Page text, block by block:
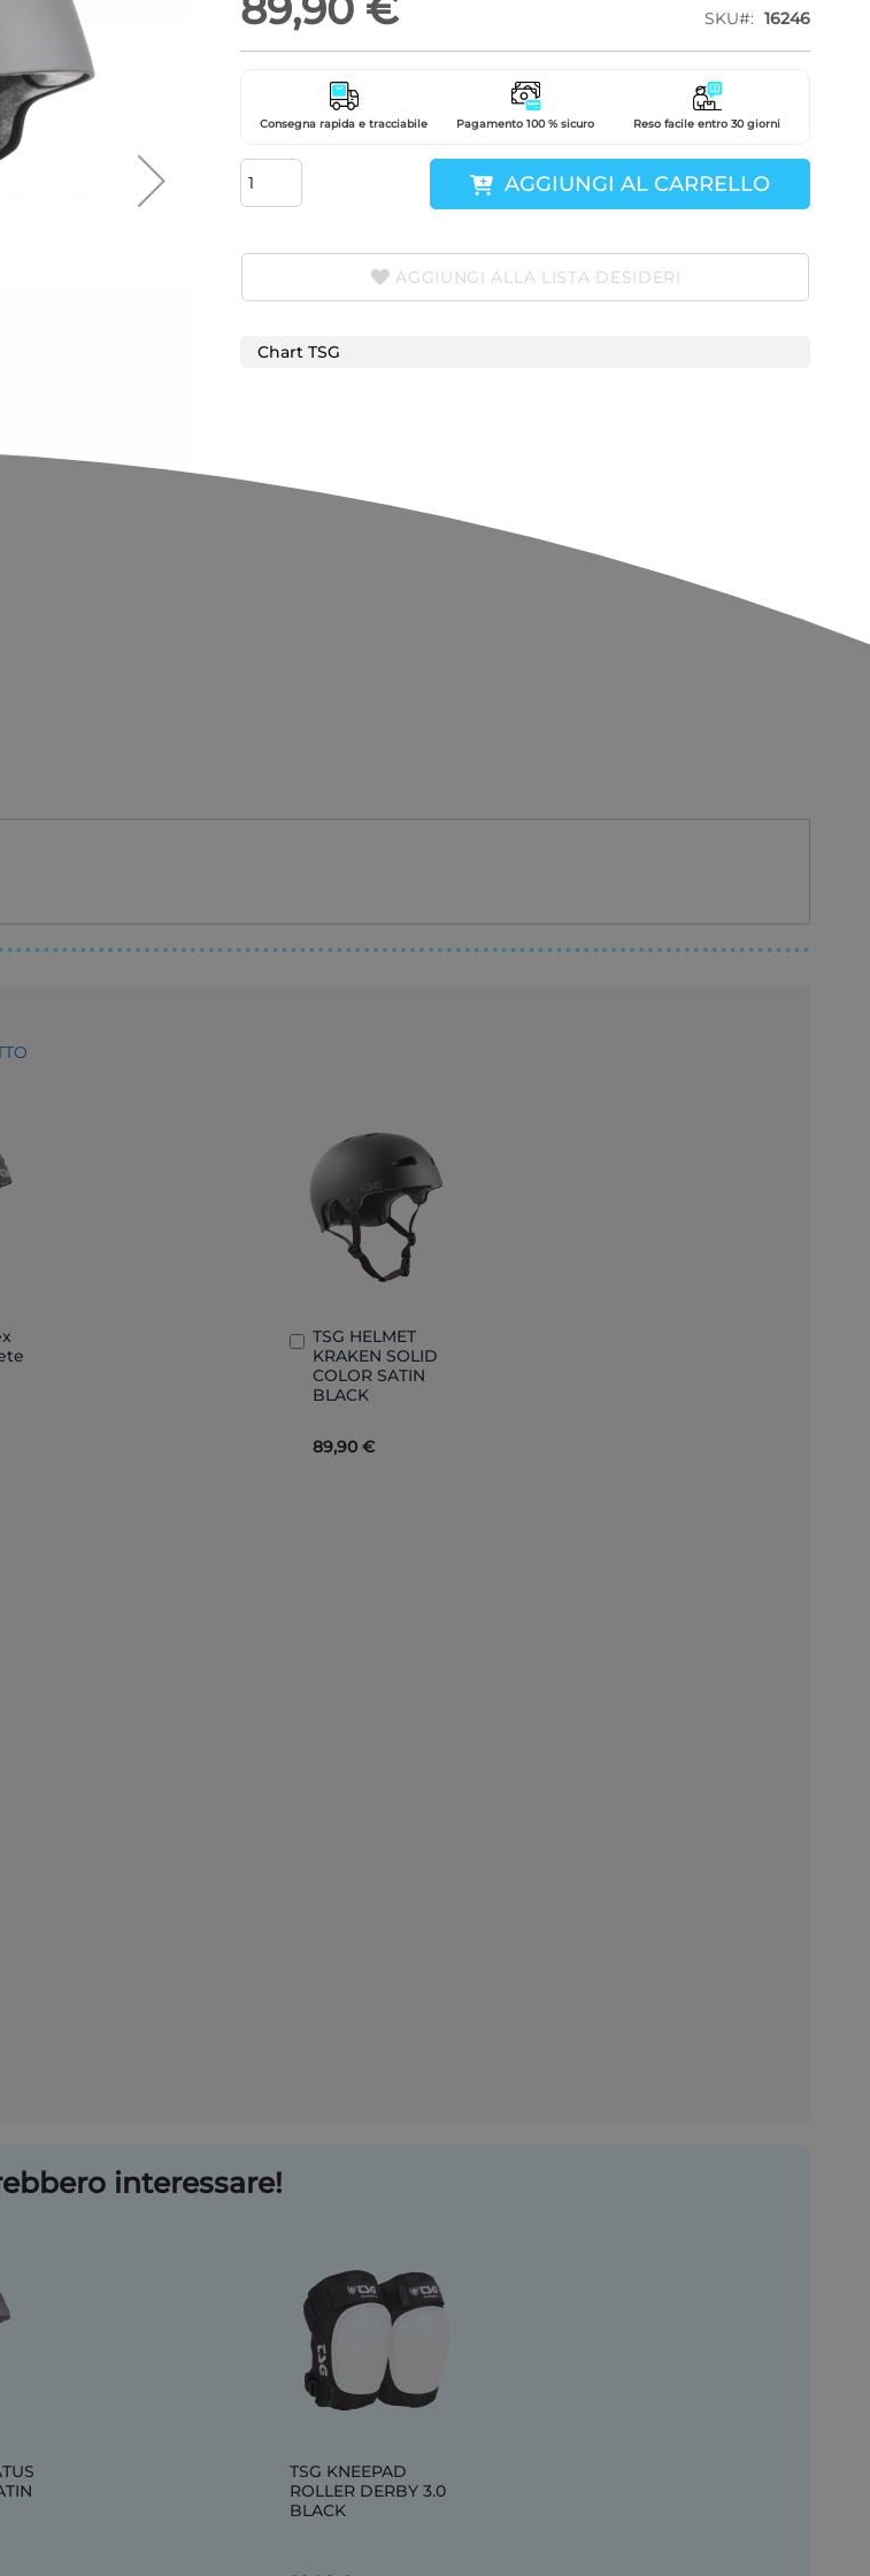
SKU
16246
Consegna rapida e tracciabile Pagamento 100 % sicuro Reso facile entro 30 giorni
AGGIUNGI AL CARRELLO
AGGIUNGI ALLA LISTA DESIDERI
Chart TSG
TSG HELMET
KRAKEN SOLID
COLOR SATIN
BLACK
89,90 €
Aggiungi
al
Carrello
interessare!
TSG KNEEPAD
ROLLER DERBY 3.0
BLACK